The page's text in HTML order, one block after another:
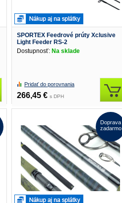
SPORTEX Feedrové prúty Xclusive
Light Feeder RS-2
Dostupnosť: Na sklade
Pridať do porovnania
266,45 € s DPH
Doprava
zadarmo